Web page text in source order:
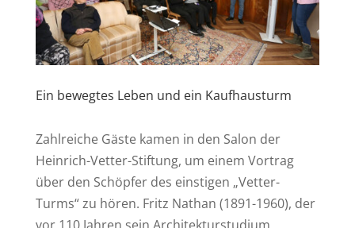
Ein bewegtes Leben und ein Kaufhausturm
Zahlreiche Gäste kamen in den Salon der
Heinrich-Vetter-Stiftung, um einem Vortrag
über den Schöpfer des einstigen „Vetter-
Turms“ zu hören. Fritz Nathan (1891-1960), der
vor 110 Jahren sein Architekturstudium